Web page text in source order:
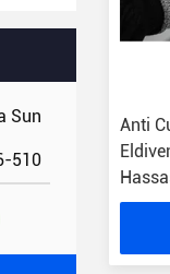
Sun
510
Anti